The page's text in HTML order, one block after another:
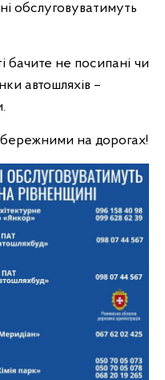
обслуговуватимуть
бачите не посипані чи
автошляхів –
на дорогах!